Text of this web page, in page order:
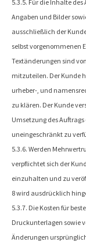
5.3.5. Für die Inhalte
Angaben und Bilder
ausschließlich der
selbst vorgenommenen
Textänderungen sind
mitzuteilen. Der Kunde
urheber-, und
zu klären. Der Kunde
Umsetzung des
uneingeschränkt zu
5.3.6. Werden
verpflichtet sich der
einzuhalten und zu
8 wird ausdrücklich
5.3.7. Die Kosten für
Druckunterlagen sowie
Änderungen